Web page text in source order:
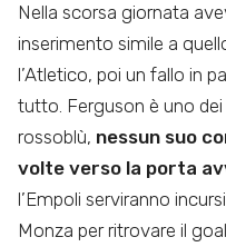
Nella scorsa giornata
inserimento simile a
l’Atletico, poi un fallo in
tutto. Ferguson è uno
rossoblù, nessun suo
volte verso la porta
l’Empoli serviranno
Monza per ritrovare il